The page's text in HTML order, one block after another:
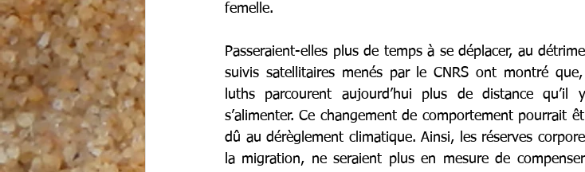
femelle.
Passeraient-elles plus de temps à se déplacer, au
suivis satellitaires menés par le CNRS ont montré
luths parcourent aujourd’hui plus de distance
s’alimenter. Ce changement de comportement pourrait
dû au dérèglement climatique. Ainsi, les réserves
la migration, ne seraient plus en mesure de